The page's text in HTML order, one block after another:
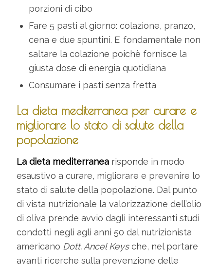
porzioni di cibo
Fare 5 pasti al giorno: colazione, pranzo,
cena e due spuntini. E’ fondamentale non
saltare la colazione poichè fornisce la
giusta dose di energia quotidiana
Consumare i pasti senza fretta
La dieta mediterranea per curare e
migliorare lo stato di salute della
popolazione
La dieta mediterranearisponde in modo
esaustivo a curare, migliorare e prevenire lo
stato di salute della popolazione. Dal punto
di vista nutrizionale la valorizzazione dell’olio
di oliva prende avvio dagli interessanti studi
condotti negli agli anni 50 dal nutrizionista
americano Dott. Ancel Keysche, nel portare
avanti ricerche sulla prevenzione delle